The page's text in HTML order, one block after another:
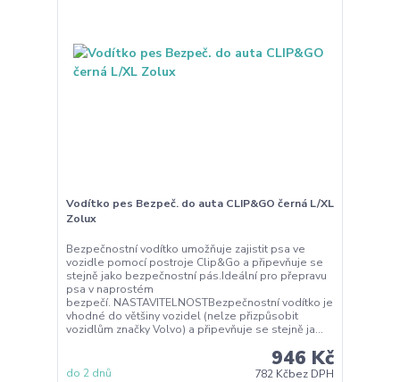
Vodítko pes Bezpeč. do auta CLIP&GO černá L/XL
Zolux
Bezpečnostní vodítko umožňuje zajistit psa ve
vozidle pomocí postroje Clip&Go a připevňuje se
stejně jako bezpečnostní pás.Ideální pro přepravu
psa v naprostém
bezpečí. NASTAVITELNOSTBezpečnostní vodítko je
vhodné do většiny vozidel (nelze přizpůsobit
vozidlům značky Volvo) a připevňuje se stejně ja...
946 Kč
782 Kčbez DPH
do 2 dnů